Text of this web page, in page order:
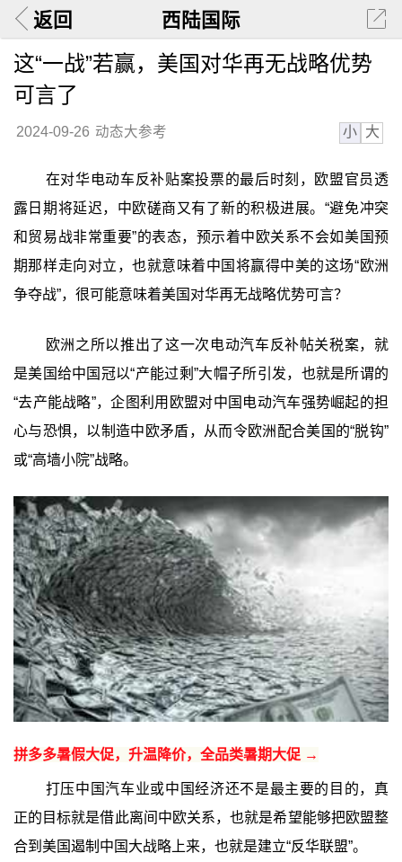
返回 西陆国际
这“一战”若赢，美国对华再无战略优势
可言了
2024-09-26 动态大参考 小 大
在对华电动车反补贴案投票的最后时刻，欧盟官员透
露日期将延迟，中欧磋商又有了新的积极进展。“避免冲突
和贸易战非常重要”的表态，预示着中欧关系不会如美国预
期那样走向对立，也就意味着中国将赢得中美的这场“欧洲
争夺战”，很可能意味着美国对华再无战略优势可言？
欧洲之所以推出了这一次电动汽车反补帖关税案，就
是美国给中国冠以“产能过剩”大帽子所引发，也就是所谓的
“去产能战略”，企图利用欧盟对中国电动汽车强势崛起的担
心与恐惧，以制造中欧矛盾，从而令欧洲配合美国的“脱钩”
或“高墙小院”战略。
拼多多暑假大促，升温降价，全品类暑期大促 →
打压中国汽车业或中国经济还不是最主要的目的，真
正的目标就是借此离间中欧关系，也就是希望能够把欧盟整
合到美国遏制中国大战略上来，也就是建立“反华联盟”。